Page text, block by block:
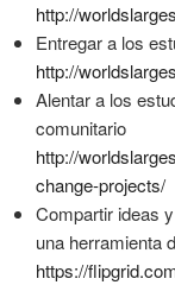
http://
Entregar a los
http://
Alentar a los
comunitario
http://
change-projects/
Compartir ideas
una herramienta
https://